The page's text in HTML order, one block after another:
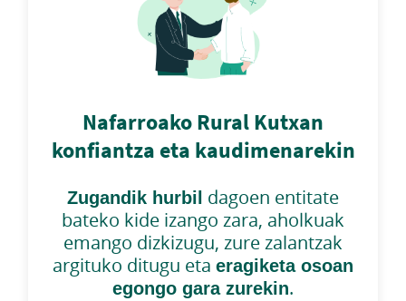
Nafarroako Rural Kutxan
konfiantza eta kaudimenarekin
Zugandik hurbil dagoen entitate
bateko kide izango zara, aholkuak
emango dizkizugu, zure zalantzak
argituko ditugu eta eragiketa osoan
egongo gara zurekin.